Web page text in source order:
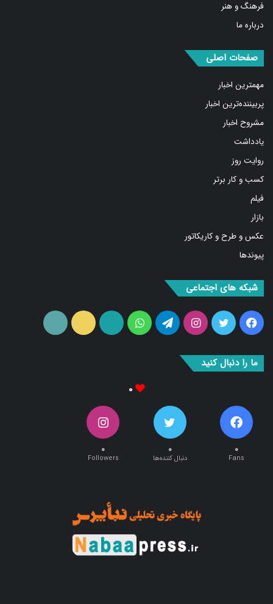
درباره ما
مهمترین اخبار
پربیننده‌ترین اخبار
مشروح اخبار
یادداشت
روایت روز
کسب و کار برتر
فیلم
بازار
عکس و طرح و کاریکاتور
پیوندها
فیس
بوک
توییتراینستاگرامتلگرامواتس
آپ
آپارات ایتا
۰ ۰ ۰